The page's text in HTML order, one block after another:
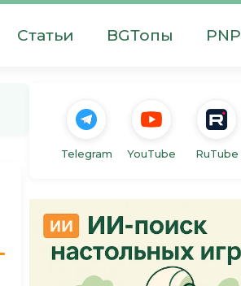
Статьи BGТопы PNP
Telegram YouTube RuTube